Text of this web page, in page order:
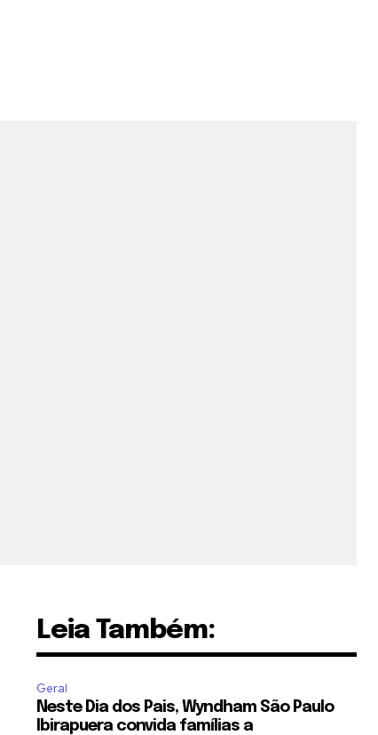
Leia Também:
Geral
Neste Dia dos Pais, Wyndham São Paulo
Ibirapuera convida famílias a